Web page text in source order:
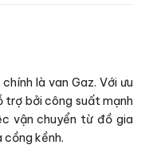
là van Gaz. Với ưu
trợ bởi công suất mạnh
vận chuyển từ đồ gia
cồng kềnh.